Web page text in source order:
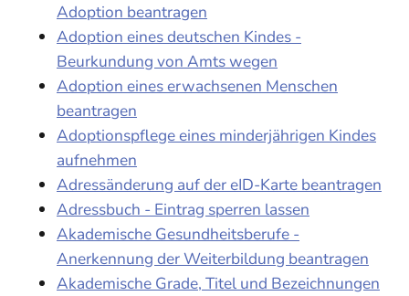
Adoption beantragen
Adoption eines deutschen Kindes -
Beurkundung von Amts wegen
Adoption eines erwachsenen Menschen
beantragen
Adoptionspflege eines minderjährigen Kindes
aufnehmen
Adressänderung auf der eID-Karte beantragen
Adressbuch - Eintrag sperren lassen
Akademische Gesundheitsberufe -
Anerkennung der Weiterbildung beantragen
Akademische Grade, Titel und Bezeichnungen